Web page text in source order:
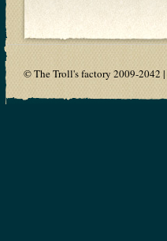
© The Troll's factory 2009-2042 |